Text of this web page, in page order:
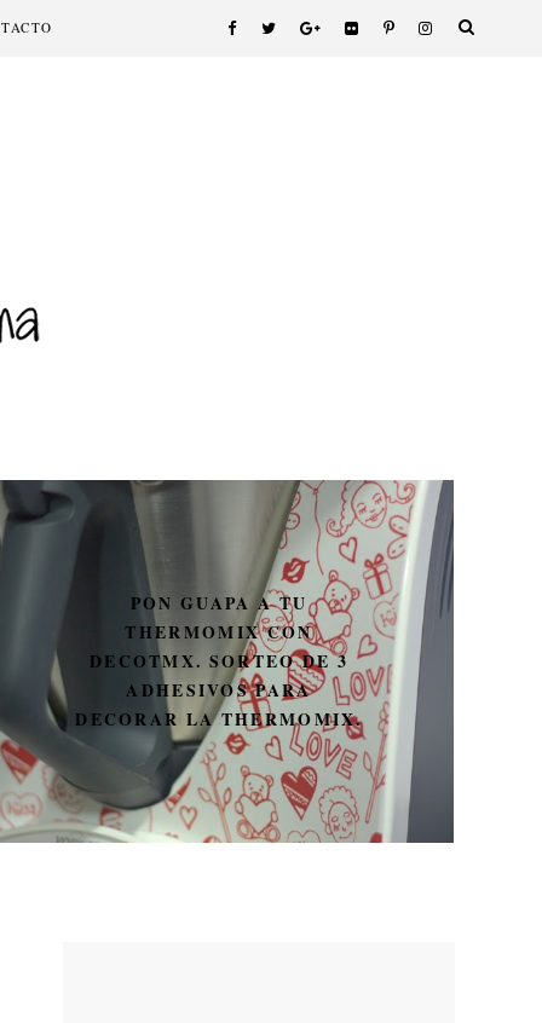
PON GUAPA A TU
THERMOMIX CON
DECOTMX. SORTEO DE 3
ADHESIVOS PARA
DECORAR LA THERMOMIX.